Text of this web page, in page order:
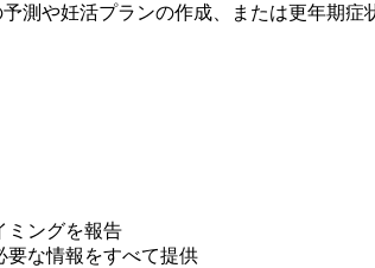
測や妊活プランの作成、または更年期症
ミングを報告
要な情報をすべて提供